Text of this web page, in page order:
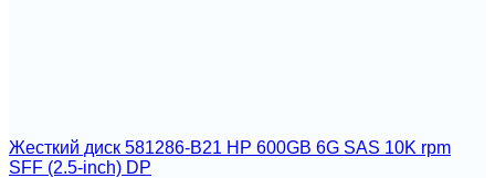
Жесткий диск 581286-B21 HP 600GB 6G SAS 10K rpm
SFF (2.5-inch) DP